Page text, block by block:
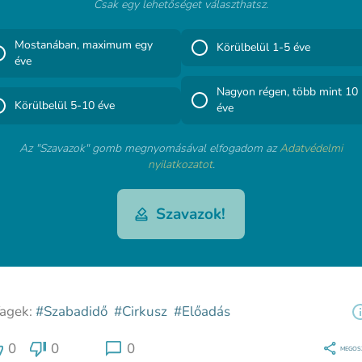
Csak egy lehetőséget választhatsz.
Mostanában, maximum egy
éve
Körülbelül 5-10 éve
Körülbelül 1-5 éve
Nagyon régen, több mint 10
éve
Az "Szavazok" gomb megnyomásával elfogadom azAdatvédelmi
nyilatkozatot.
Szavazok!
#Szabadidő #Cirkusz #Előadás
0 0 0